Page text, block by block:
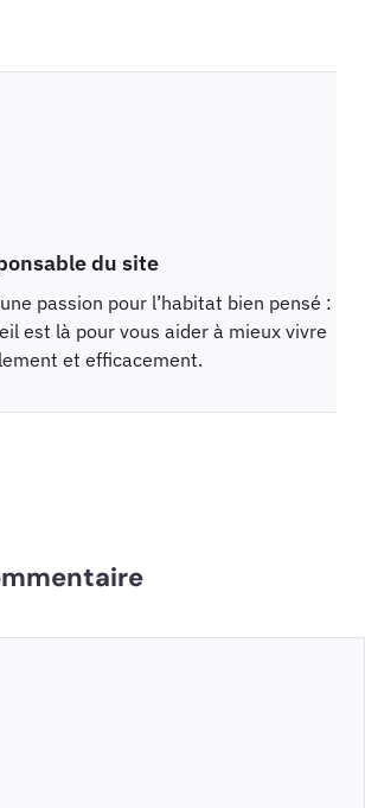
et
intérieure
du site
passion pour l’habitat bien pensé :
est là pour vous aider à mieux vivre
et efficacement.